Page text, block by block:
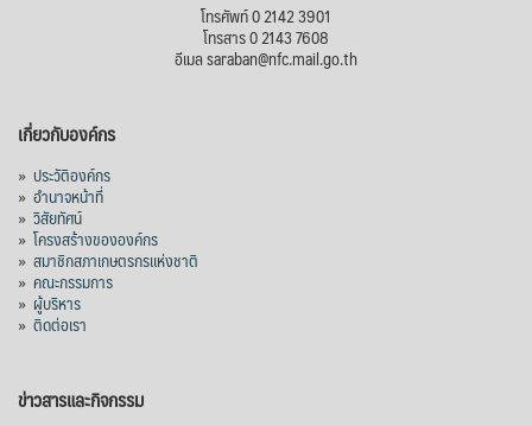
โทรศัพท์ 0 2142 3901
โทรสาร 0 2143 7608
อีเมล saraban@nfc.mail.go.th
เกี่ยวกับองค์กร
» ประวัติองค์กร
» อำนาจหน้าที่
» วิสัยทัศน์
» โครงสร้างขององค์กร
» สมาชิกสภาเกษตรกรแห่งชาติ
» คณะกรรมการ
» ผู้บริหาร
» ติดต่อเรา
ข่าวสารและกิจกรรม